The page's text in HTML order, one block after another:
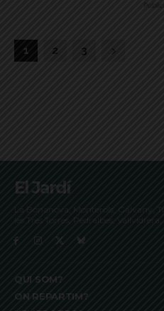
1 2 3
El Jardí
La Bonanova, Monterols, Galvany,
les Tres Torres, Pedralbes,
QUI SOM?
ON REPARTIM?